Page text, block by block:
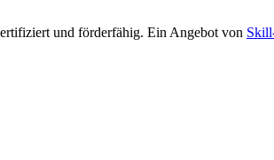
und förderfähig. Ein Angebot von